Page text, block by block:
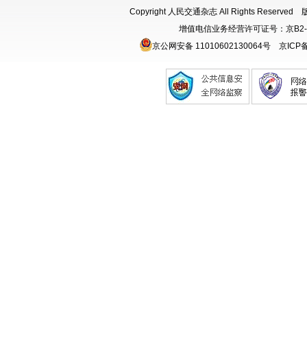
Copyright 人民交通杂志 All Rights Reserved
增值电信业务经营许可证号：京
京公网安备 11010602130064号
京ICP